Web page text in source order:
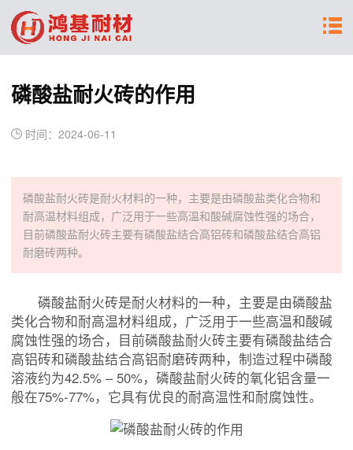
磷酸盐耐火砖的作用
时间：2024-06-11
磷酸盐耐火砖是耐火材料的一种，主要是由磷酸盐类化合物和
耐高温材料组成，广泛用于一些高温和酸碱腐蚀性强的场合，
目前磷酸盐耐火砖主要有磷酸盐结合高铝砖和磷酸盐结合高铝
耐磨砖两种。
磷酸盐耐火砖是耐火材料的一种，主要是由磷酸盐
类化合物和耐高温材料组成，广泛用于一些高温和酸碱
腐蚀性强的场合，目前磷酸盐耐火砖主要有磷酸盐结合
高铝砖和磷酸盐结合高铝耐磨砖两种，制造过程中磷酸
溶液约为42.5% – 50%，磷酸盐耐火砖的氧化铝含量一
般在75%-77%，它具有优良的耐高温性和耐腐蚀性。